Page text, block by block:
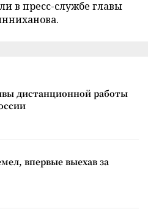
в пресс-службе главы
дистанционной работы
впервые выехав за